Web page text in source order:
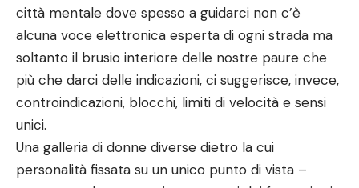
città mentale dove spesso a guidarci non c’è
alcuna voce elettronica esperta di ogni strada ma
soltanto il brusio interiore delle nostre paure che
più che darci delle indicazioni, ci suggerisce, invece,
controindicazioni, blocchi, limiti di velocità e sensi
unici.
Una galleria di donne diverse dietro la cui
personalità fissata su un unico punto di vista –